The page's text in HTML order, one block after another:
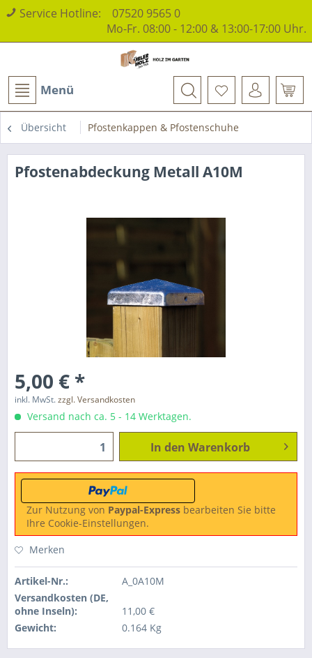
Service Hotline: 07520 9565 0
Mo-Fr. 08:00 - 12:00 & 13:00-17:00 Uhr.
Menü
Übersicht Pfostenkappen & Pfostenschuhe
Pfostenabdeckung Metall A10M
5,00 € *
inkl. MwSt.zzgl. Versandkosten
Versand nach ca. 5 - 14 Werktagen.
In den Warenkorb
Zur Nutzung von Paypal-Express bearbeiten Sie bitte
Ihre Cookie-Einstellungen.
Merken
Artikel-Nr.:
A_0A10M
Versandkosten (DE,
ohne Inseln):
11,00 €
Gewicht:
0.164 Kg